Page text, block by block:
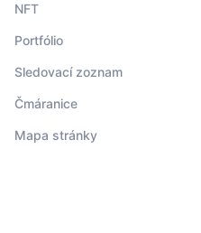
NFT
Portfólio
Sledovací zoznam
Čmáranice
Mapa stránky